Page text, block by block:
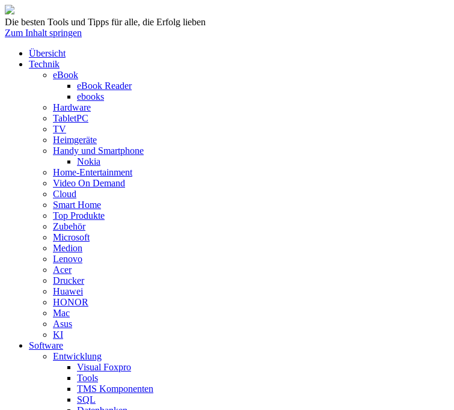
Die besten Tools und Tipps für alle, die Erfolg lieben
Zum Inhalt springen
Übersicht
Technik
eBook
eBook Reader
ebooks
Hardware
TabletPC
TV
Heimgeräte
Handy und Smartphone
Nokia
Home-Entertainment
Video On Demand
Cloud
Smart Home
Top Produkte
Zubehör
Microsoft
Medion
Lenovo
Acer
Drucker
Huawei
HONOR
Mac
Asus
KI
Software
Entwicklung
Visual Foxpro
Tools
TMS Komponenten
SQL